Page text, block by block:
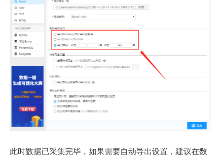
此时数据已采集完毕，如果需要自动导出设置，建议在数